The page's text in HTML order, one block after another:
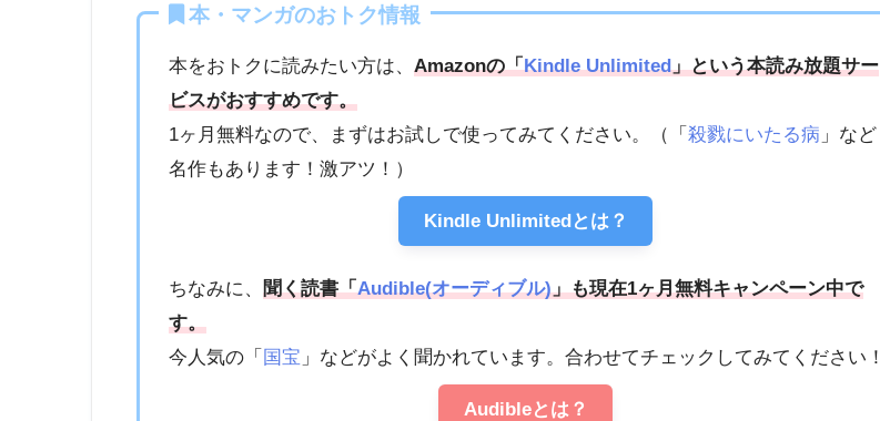
本・マンガのおトク情報
本をおトクに読みたい方は、 Amazonの「Kindle Unlimited」という本読み放題サー
ビスがおすすめです。
1ヶ月無料なので、まずはお試しで使ってみてください。（「 殺戮にいたる病 」など
名作もあります！激アツ！）
Kindle Unlimitedとは？
ちなみに、 聞く読書「Audible(オーディブル)」も現在1ヶ月無料キャンペーン中で
す。
今人気の「 国宝 」などがよく聞かれています。合わせてチェックしてみてください！
Audibleとは？